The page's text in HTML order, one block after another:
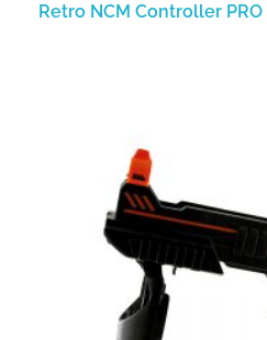
Retro NCM Controller PRO